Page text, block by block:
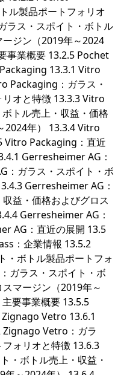
ル製品ポートフォリオ
ラス・スポイト・ボトル
ジン（2019年～2024
事業概要 13.2.5 Pochet
13.3.1 Vitro
Packaging：ガラス・
オと特徴 13.3.3 Vitro
トル売上・収益・価格
2024年） 13.3.4 Vitro
Vitro Packaging：直近
Gerresheimer AG：
：ガラス・スポイト・ボ
Gerresheimer AG：
益・価格およびグロス
Gerresheimer AG：
AG：直近の展開 13.5
：企業情報 13.5.2
・ボトル製品ポートフォ
ガラス・スポイト・ボ
マージン（2019年～
要事業概要 13.5.5
Vetro 13.6.1
Vetro：ガラ
ォリオと特徴 13.6.3
・ボトル売上・収益・